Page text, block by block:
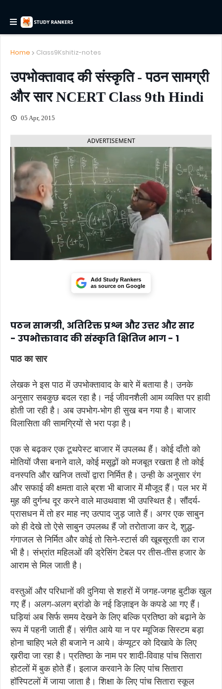
Home Class9Kshitiz-notes
उपभोक्तावाद की संस्कृति - पठन सामग्री
और सार NCERT Class 9th Hindi
05 Apr, 2015
ADVERTISEMENT
Add Study Rankers
as source on Google
पठन सामग्री, अतिरिक्त प्रश्न और उत्तर और सार
- उपभोक्तावाद की संस्कृति क्षितिज भाग - 1
पाठ का सार
लेखक ने इस पाठ में उपभोक्तावाद के बारे में बताया है। उनके
अनुसार सबकुछ बदल रहा है। नई जीवनशैली आम व्यक्ति पर हावी
होती जा रही है। अब उपभोग-भोग ही सुख बन गया है। बाजार
विलासिता की सामग्रियों से भरा पड़ा है।
एक से बढ़कर एक टूथपेस्ट बाजार में उपलब्ध हैं। कोई दाँतो को
मोतियों जैसा बनाने वाले, कोई मसूढ़ों को मजबूत रखता है तो कोई
वनस्पति और खनिज तत्वों द्वारा निर्मित है। उन्ही के अनुसार रंग
और सफाई की क्षमता वाले ब्रश भी बाजार में मौजूद हैं। पल भर में
मुह की दुर्गन्ध दूर करने वाले माउथवाश भी उपस्थित है। सौंदर्य-
प्रासधन में तो हर माह नए उत्पाद जुड़ जाते हैं। अगर एक साबुन
को ही देखे तो ऐसे साबुन उपलब्ध हैं जो तरोताजा कर दे, शुद्ध-
गंगाजल से निर्मित और कोई तो सिने-स्टार्स की खूबसूरती का राज
भी है। संभ्रांत महिलओं की ड्रेसिंग टेबल पर तीस-तीस हजार के
आराम से मिल जाती है।
वस्तुओं और परिधानों की दुनिया से शहरों में जगह-जगह बुटीक खुल
गए हैं। अलग-अलग ब्रांडो के नई डिज़ाइन के कपडे आ गए हैं।
घड़ियां अब सिर्फ समय देखने के लिए बल्कि प्रतिष्ठा को बढ़ाने के
रूप में पहनी जाती हैं। संगीत आये या न पर म्यूजिक सिस्टम बड़ा
होना चाहिए भले ही बजाने न आये। कंप्यूटर को दिखावे के लिए
ख़रीदा जा रहा है। प्रतिष्ठा के नाम पर शादी-विवाह पांच सितारा
होटलों में बुक होते हैं। इलाज करवाने के लिए पांच सितारा
हॉस्पिटलों में जाया जाता है। शिक्षा के लिए पांच सितारा स्कूल